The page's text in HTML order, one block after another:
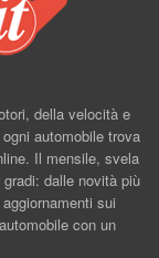
della velocità e
automobile trova
Il mensile, svela
dalle novità più
sui
con un